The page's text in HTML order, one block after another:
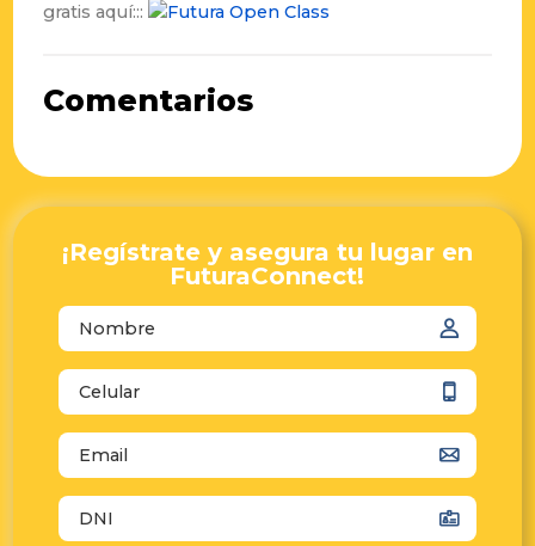
gratis aquí:::
Futura Open Class
Comentarios
¡Regístrate y asegura tu lugar en
FuturaConnect!